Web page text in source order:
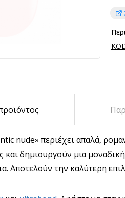
nude» περιέχει απαλά,
και δημιουργούν μια
Αποτελούν την καλύτερη